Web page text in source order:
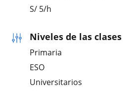
S/ 5/h
Niveles de las clases
Primaria
ESO
Universitarios